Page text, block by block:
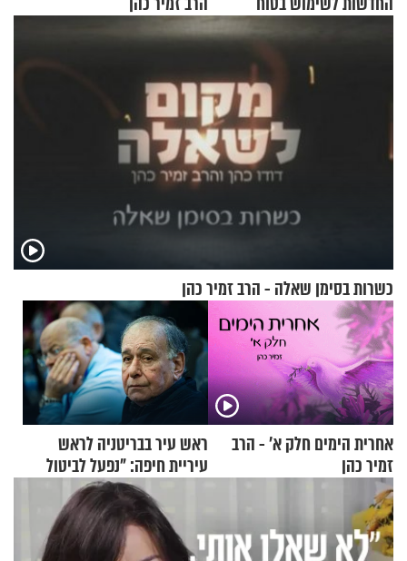
בסקווישי לאחר מקרי אשפוז
כשרות בסימן שאלה - הרב זמיר כהן
אחרית הימים חלק א’ - הרב
זמיר כהן
ראש עיר בבריטניה לראש
עיריית חיפה: ״נפעל לביטול
ברית הערים התאומות״